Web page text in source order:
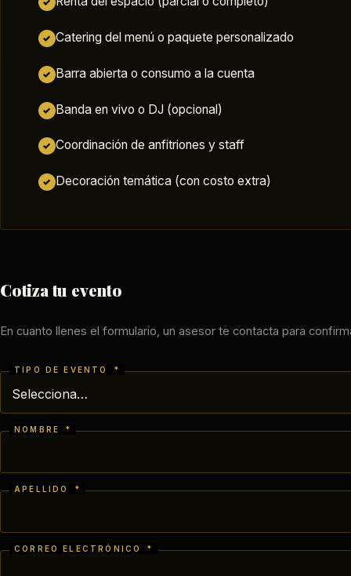
✓ Catering del menú o paquete personalizado
✓ Barra abierta o consumo a la cuenta
✓ Banda en vivo o DJ (opcional)
✓ Coordinación de anfitriones y staff
✓ Decoración temática (con costo extra)
Cotiza tu evento
En cuanto llenes el formulario, un asesor te contacta para
TIPO DE EVENTO *
NOMBRE *
APELLIDO *
CORREO ELECTRÓNICO *